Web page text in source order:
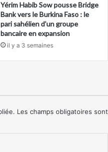
Yérim Habib Sow pousse Bridge
Bank vers le Burkina Faso : le
pari sahélien d’un groupe
bancaire en expansion
il y a 3 semaines
Les champs obligatoires sont